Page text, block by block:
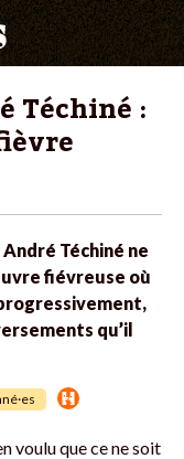
Téchiné :
Téchiné ne
fiévreuse où
qu’il
voulu que ce ne soit